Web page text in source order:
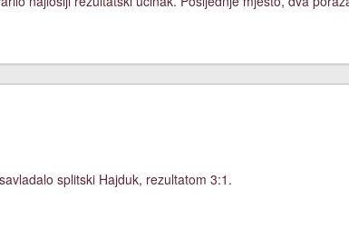
splitski Hajduk, rezultatom 3:1.